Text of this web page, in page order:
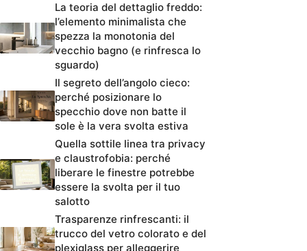
La teoria del dettaglio freddo:
l’elemento minimalista che
spezza la monotonia del
vecchio bagno (e rinfresca lo
sguardo)
Il segreto dell’angolo cieco:
perché posizionare lo
specchio dove non batte il
sole è la vera svolta estiva
Quella sottile linea tra privacy
e claustrofobia: perché
liberare le finestre potrebbe
essere la svolta per il tuo
salotto
Trasparenze rinfrescanti: il
trucco del vetro colorato e del
plexiglass per alleggerire